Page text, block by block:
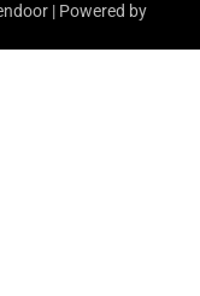
| Powered by